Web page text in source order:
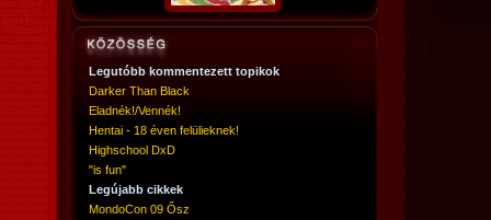
Legutóbb kommentezett topikok
Darker Than Black
Eladnék!/Vennék!
Hentai - 18 éven felülieknek!
Highschool DxD
"is fun"
Legújabb cikkek
MondoCon 09 Ősz